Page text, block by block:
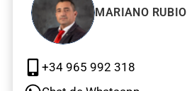
MARIANO RUBIO
+34 965 992 318